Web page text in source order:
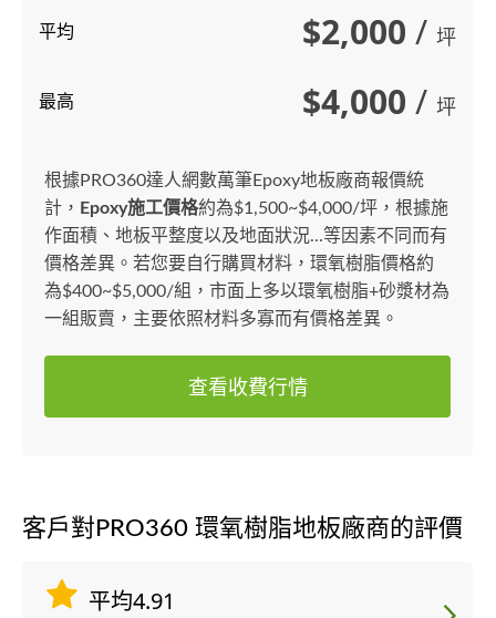
平均 $2,000 / 坪
最高 $4,000 / 坪
根據PRO360達人網數萬筆Epoxy地板廠商報價統
計， Epoxy施工價格約為$1,500~$4,000/坪，根據施
作面積、地板平整度以及地面狀況...等因素不同而有
價格差異。若您要自行購買材料，環氧樹脂價格約
為$400~$5,000/組，市面上多以環氧樹脂+砂漿材為
一組販賣，主要依照材料多寡而有價格差異。
查看收費行情
客戶對PRO360 環氧樹脂地板廠商的評價
平均4.91